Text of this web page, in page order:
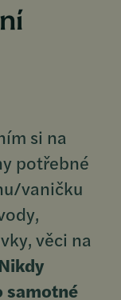
si na
potřebné
vaničku
věci na
samotné